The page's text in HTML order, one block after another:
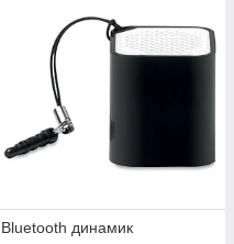
Bluetooth динамик